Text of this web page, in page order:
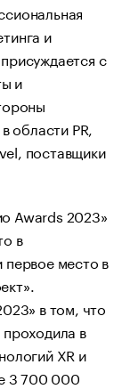
и
с
и
области PR,
поставщики
Awards 2023»
в
место в
в том, что
в
XR и
3 700 000